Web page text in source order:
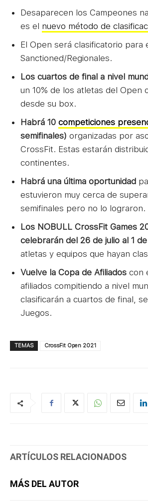
Desaparecen los Campeones
es el nuevo método de
El Open será clasificatorio para
Sanctioned/Regionales.
Los cuartos de final a nivel
un 10% de los atletas del Open
desde su box.
Habrá 10 competiciones
semifinales) organizadas por
CrossFit. Estas estarán
continentes.
Habrá una última oportunidad
estuvieron muy cerca de
semifinales pero no lo lograron.
Los NOBULL CrossFit Games
celebrarán del 26 de julio al 1
atletas y equipos que hayan
Vuelve la Copa de Afiliados con
afiliados compitiendo a nivel
clasificarán a cuartos de final,
Juegos.
TEMAS CrossFit Open 2021
ARTÍCULOS RELACIONADOS
MÁS DEL AUTOR